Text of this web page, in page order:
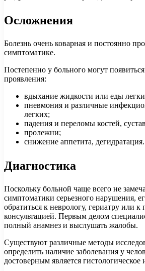
Осложнения
Болезнь очень коварная и постоянно
симптоматике.
Постепенно у больного могут
проявления:
вдыхание жидкости или еды
пневмония и различные
легких;
падения и переломы костей,
пролежни;
снижение аппетита, дегидратация.
Диагностика
Поскольку больной чаще всего не
симптоматики серьезного нарушения,
обратиться к неврологу, гериатру или к
консультацией. Первым делом
полный анамнез и выслушать жалобы.
Существуют различные методы
определить наличие заболевания у
достоверным является гистологическое